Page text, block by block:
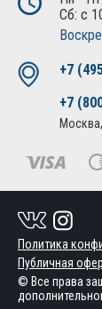
Сб: с
+7
+7
Политика
Публичная
© Все права